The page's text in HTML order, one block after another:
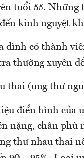
tuổi 55. Những
kinh nguyệt
đình có thành
thường xuyên
thai (ung thư
điển hình của
nặng, chân phù
thư nhau thai